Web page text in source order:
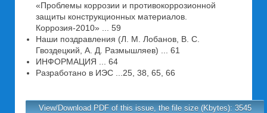
«Проблемы коррозии и противокоррозионной
защиты конструкционных материалов.
Коррозия-2010» ... 59
Наши поздравления (Л. М. Лобанов, В. С.
Гвоздецкий, А. Д. Размышляев) ... 61
ИНФОРМАЦИЯ ... 64
Разработано в ИЭС ...25, 38, 65, 66
View/Download PDF of this issue, the file size (Kbytes): 3545